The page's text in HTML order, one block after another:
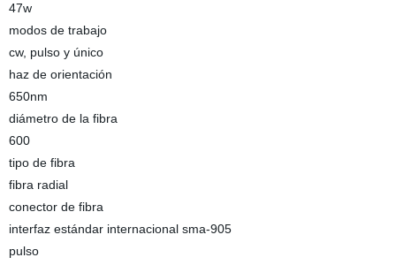
47w
modos de trabajo
cw, pulso y único
haz de orientación
650nm
diámetro de la fibra
600
tipo de fibra
fibra radial
conector de fibra
interfaz estándar internacional sma-905
pulso